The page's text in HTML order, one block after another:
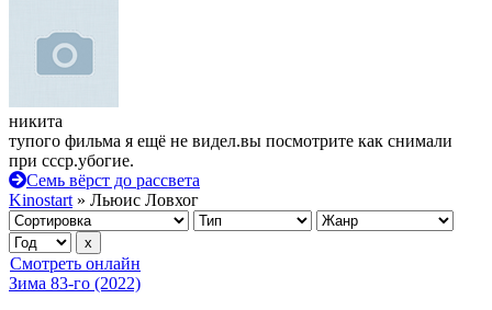
никита
тупого фильма я ещё не видел.вы посмотрите как снимали
при ссср.убогие.
Семь вёрст до рассвета
Kinostart » Льюис Ловхог
Смотреть онлайн
Зима 83-го (2022)